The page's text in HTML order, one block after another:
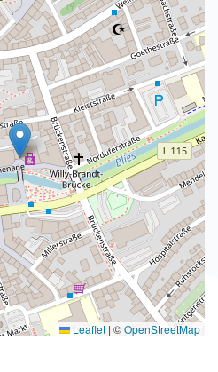
Leaflet | ©OpenStreetMap